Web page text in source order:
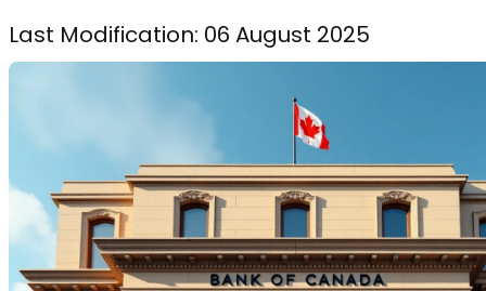
Last Modification: 06 August 2025